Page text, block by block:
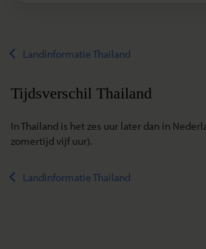
Landinformatie Thailand
Tijdsverschil Thailand
In Thailand is het zes uur later dan in
zomertijd vijf uur).
Landinformatie Thailand